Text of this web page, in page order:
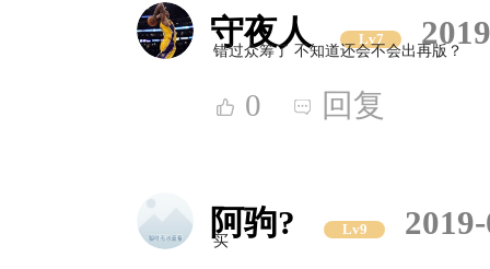
守夜人 Lv7
错过众筹了 不知道还会不会出再版？
0 回复
阿驹? Lv9
买